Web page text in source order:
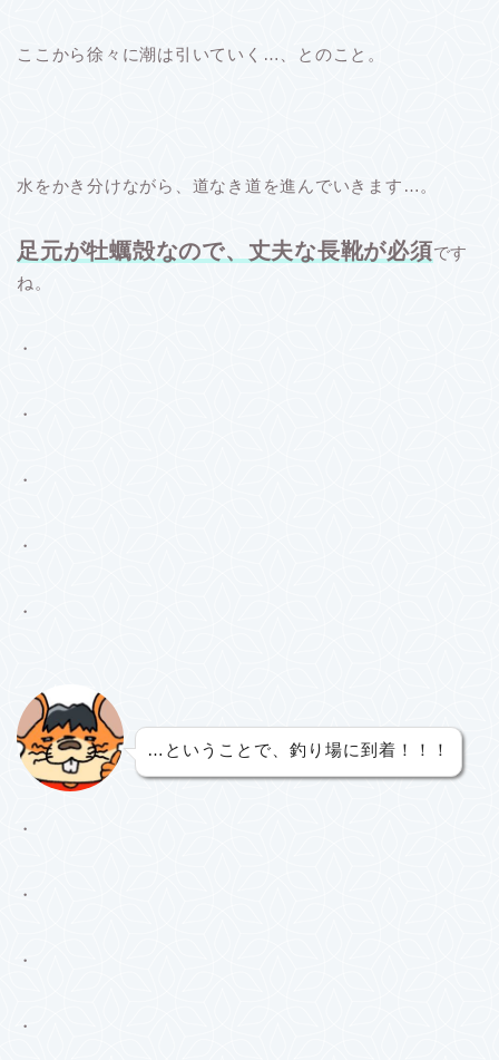
ここから徐々に潮は引いていく…、とのこと。
水をかき分けながら、道なき道を進んでいきます…。
足元が牡蠣殻なので、丈夫な長靴が必須です
ね。
・
・
・
・
・
…ということで、釣り場に到着！！！
・
・
・
・